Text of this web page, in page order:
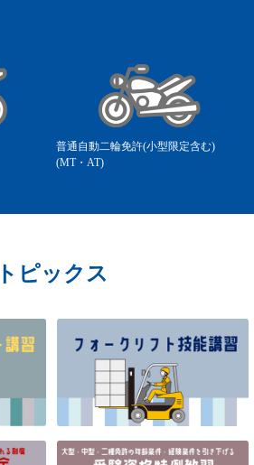
普通自動二輪免許(小型限定含む)
(MT・AT)
トピックス